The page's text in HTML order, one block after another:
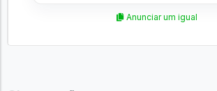
Anunciar um igual